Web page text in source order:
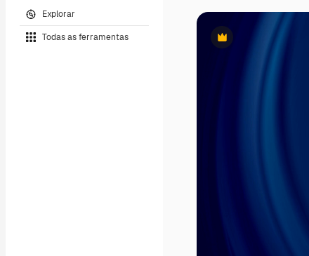
Explorar
Todas as ferramentas Premium